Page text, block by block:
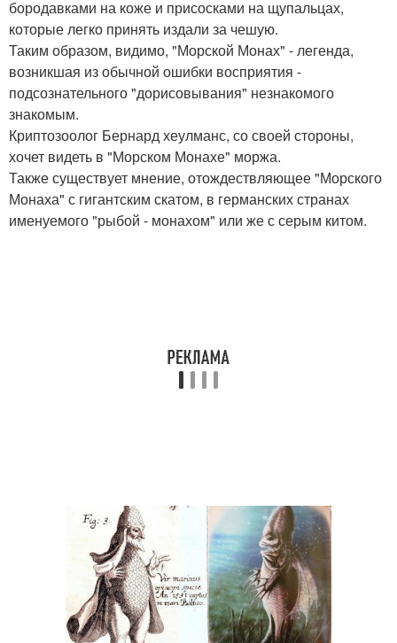
бородавками на коже и присосками на щупальцах,
которые легко принять издали за чешую.
Таким образом, видимо, "Морской Монах" - легенда,
возникшая из обычной ошибки восприятия -
подсознательного "дорисовывания" незнакомого
знакомым.
Криптозоолог Бернард хеулманс, со своей стороны,
хочет видеть в "Морском Монахе" моржа.
Также существует мнение, отождествляющее "Морского
Монаха" с гигантским скатом, в германских странах
именуемого "рыбой - монахом" или же с серым китом.